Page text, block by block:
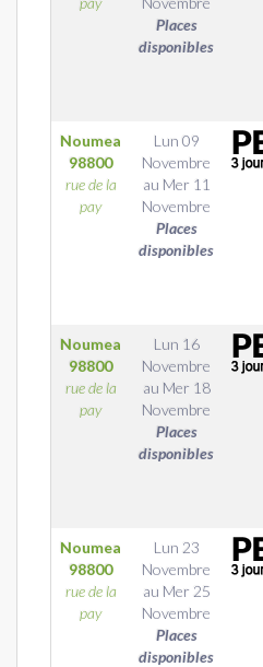
Places
disponibles
Noumea
98800
rue de la
pay
Lun 09
Novembre
au Mer 11
Novembre
Places
disponibles
Noumea
98800
rue de la
pay
Lun 16
Novembre
au Mer 18
Novembre
Places
disponibles
Noumea
98800
rue de la
pay
Lun 23
Novembre
au Mer 25
Novembre
Places
disponibles